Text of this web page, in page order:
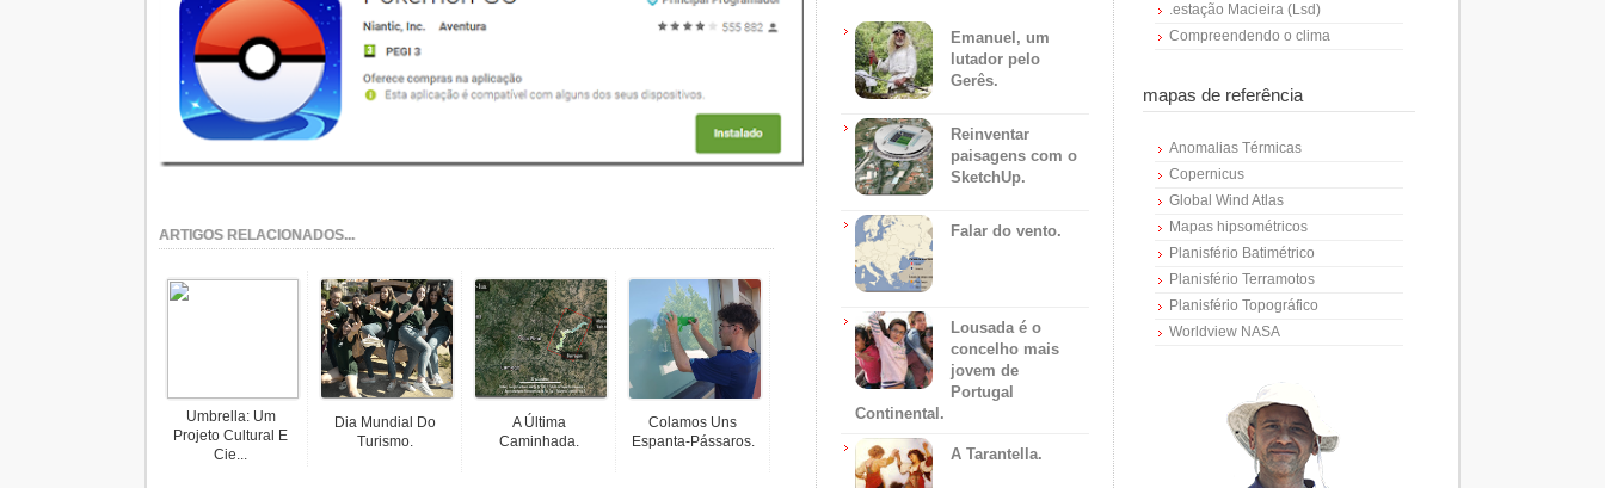
ARTIGOS RELACIONADOS...
Umbrella: Um
Projeto Cultural E
Cie...
Dia Mundial Do
Turismo.
A Última
Caminhada.
Colamos Uns
Espanta-Pássaros.
Emanuel, um
lutador pelo
Gerês.
Reinventar
paisagens com o
SketchUp.
Falar do vento.
Lousada é o
concelho mais
jovem de
Portugal
Continental.
A Tarantella.
.estação Macieira (Lsd)
Compreendendo o clima
mapas de referência
Anomalias Térmicas
Copernicus
Global Wind Atlas
Mapas hipsométricos
Planisfério Batimétrico
Planisfério Terramotos
Planisfério Topográfico
Worldview NASA